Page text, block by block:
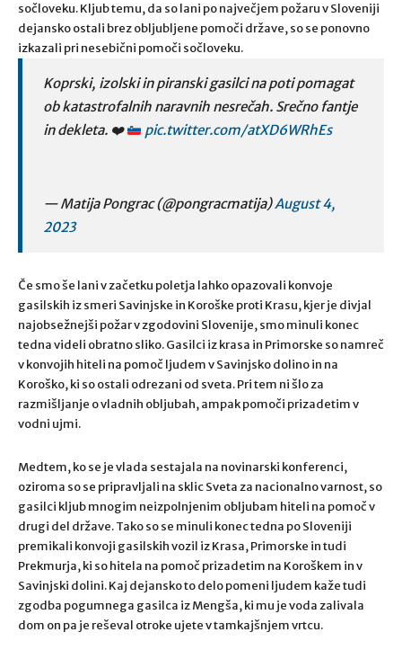
sočloveku. Kljub temu, da so lani po največjem požaru v Sloveniji
dejansko ostali brez obljubljene pomoči države, so se ponovno
izkazali pri nesebični pomoči sočloveku.
Koprski, izolski in piranski gasilci na poti pomagat
ob katastrofalnih naravnih nesrečah. Srečno fantje
in dekleta. ❤️ pic.twitter.com/atXD6WRhEs
— Matija Pongrac (@pongracmatija)August 4,
2023
Če smo še lani v začetku poletja lahko opazovali konvoje
gasilskih iz smeri Savinjske in Koroške proti Krasu, kjer je divjal
najobsežnejši požar v zgodovini Slovenije, smo minuli konec
tedna videli obratno sliko. Gasilci iz krasa in Primorske so namreč
v konvojih hiteli na pomoč ljudem v Savinjsko dolino in na
Koroško, ki so ostali odrezani od sveta. Pri tem ni šlo za
razmišljanje o vladnih obljubah, ampak pomoči prizadetim v
vodni ujmi.
Medtem, ko se je vlada sestajala na novinarski konferenci,
oziroma so se pripravljali na sklic Sveta za nacionalno varnost, so
gasilci kljub mnogim neizpolnjenim obljubam hiteli na pomoč v
drugi del države. Tako so se minuli konec tedna po Sloveniji
premikali konvoji gasilskih vozil iz Krasa, Primorske in tudi
Prekmurja, ki so hitela na pomoč prizadetim na Koroškem in v
Savinjski dolini. Kaj dejansko to delo pomeni ljudem kaže tudi
zgodba pogumnega gasilca iz Mengša, ki mu je voda zalivala
dom on pa je reševal otroke ujete v tamkajšnjem vrtcu.